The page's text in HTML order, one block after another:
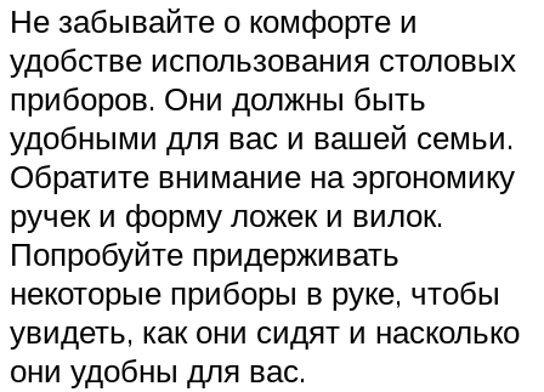
Не забывайте о комфорте и
удобстве использования столовых
приборов. Они должны быть
удобными для вас и вашей семьи.
Обратите внимание на эргономику
ручек и форму ложек и вилок.
Попробуйте придерживать
некоторые приборы в руке, чтобы
увидеть, как они сидят и насколько
они удобны для вас.